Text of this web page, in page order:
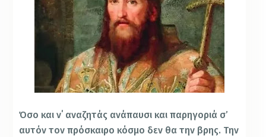
Όσο και ν΄ αναζητάς ανάπαυσι και παρηγοριά σ’
αυτόν τον πρόσκαιρο κόσμο δεν θα την βρης. Την